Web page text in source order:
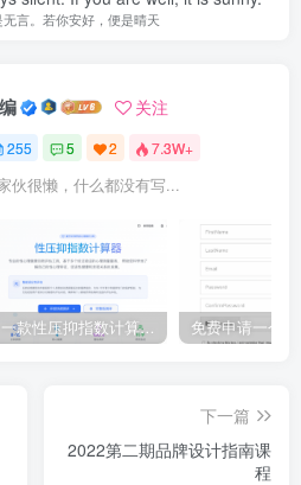
言。若你安好，便是晴天
关注
255 5 2 7.3W+
伙很懒，什么都没有写...
一款性压抑指数计算器源码
下一篇
2022第二期品牌设计指南课
程